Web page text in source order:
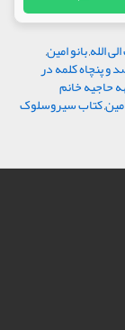
,بانو امین,
و پنچاه کلمه در
حاجیه خانم
,کتاب سیروسلوک